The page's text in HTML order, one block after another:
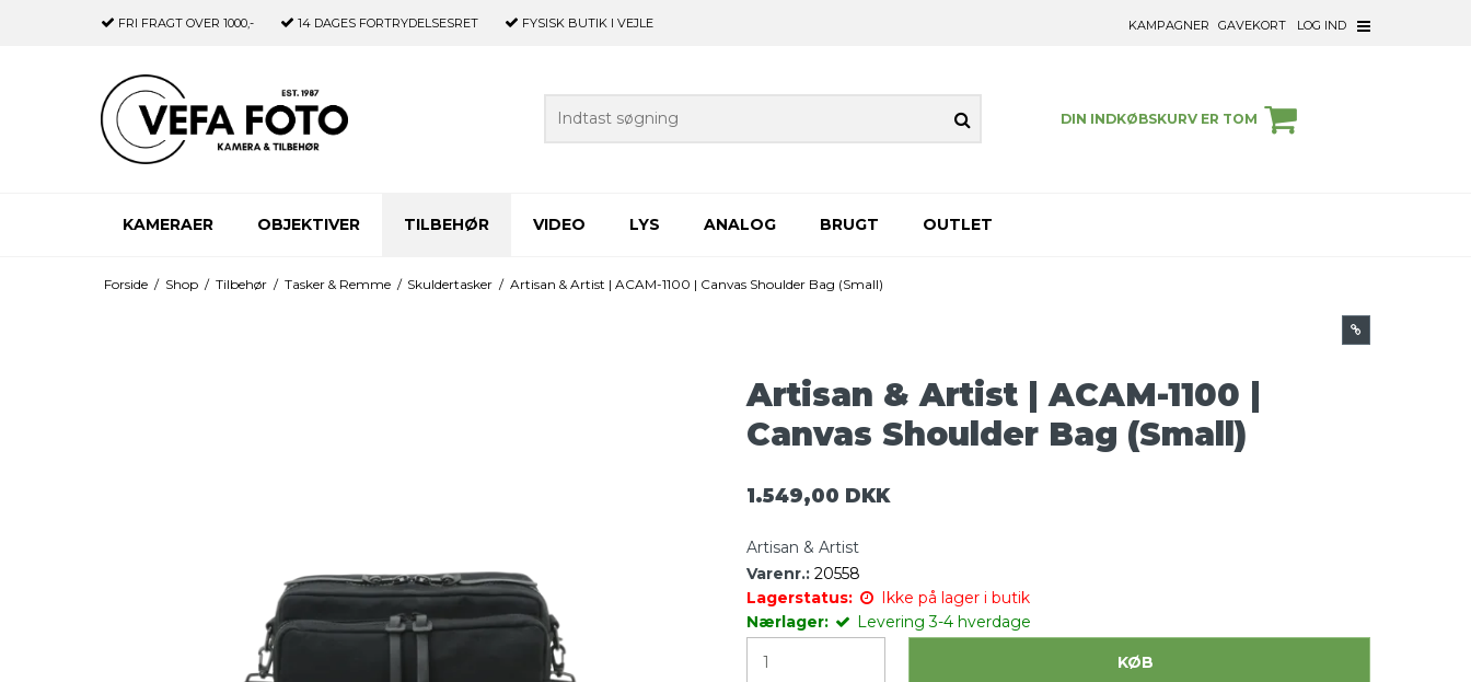
FRI FRAGT OVER 1000,- 14 DAGES FORTRYDELSESRET FYSISK BUTIK I VEJLE KAMPAGNER GAVEKORT LOG IND
DIN INDKØBSKURV ER TOM
KAMERAER OBJEKTIVER TILBEHØR VIDEO LYS ANALOG BRUGT OUTLET
Forside / Shop / Tilbehør / Tasker & Remme / Skuldertasker / Artisan & Artist | ACAM-1100 | Canvas Shoulder Bag (Small)
Artisan & Artist | ACAM-1100 |
Canvas Shoulder Bag (Small)
1.549,00 DKK
Artisan & Artist
Varenr.: 20558
Lagerstatus:
Ikke på lager i butik
Nærlager:
Levering 3-4 hverdage
KØB